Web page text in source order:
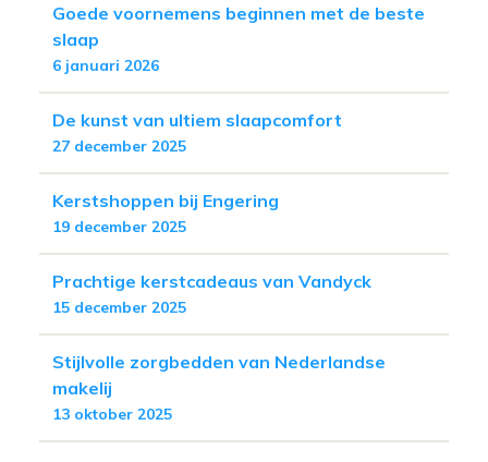
Goede voornemens beginnen met de beste
slaap
6 januari 2026
De kunst van ultiem slaapcomfort
27 december 2025
Kerstshoppen bij Engering
19 december 2025
Prachtige kerstcadeaus van Vandyck
15 december 2025
Stijlvolle zorgbedden van Nederlandse
makelij
13 oktober 2025